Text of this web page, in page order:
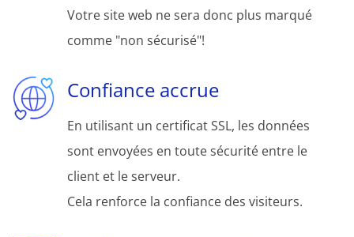
Votre site web ne sera donc plus marqué
comme "non sécurisé"!
Confiance accrue
En utilisant un certificat SSL, les données
sont envoyées en toute sécurité entre le
client et le serveur.
Cela renforce la confiance des visiteurs.